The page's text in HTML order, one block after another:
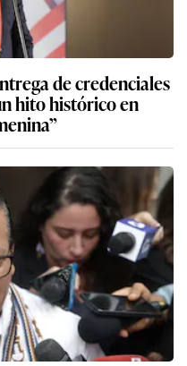
de credenciales
hito histórico en